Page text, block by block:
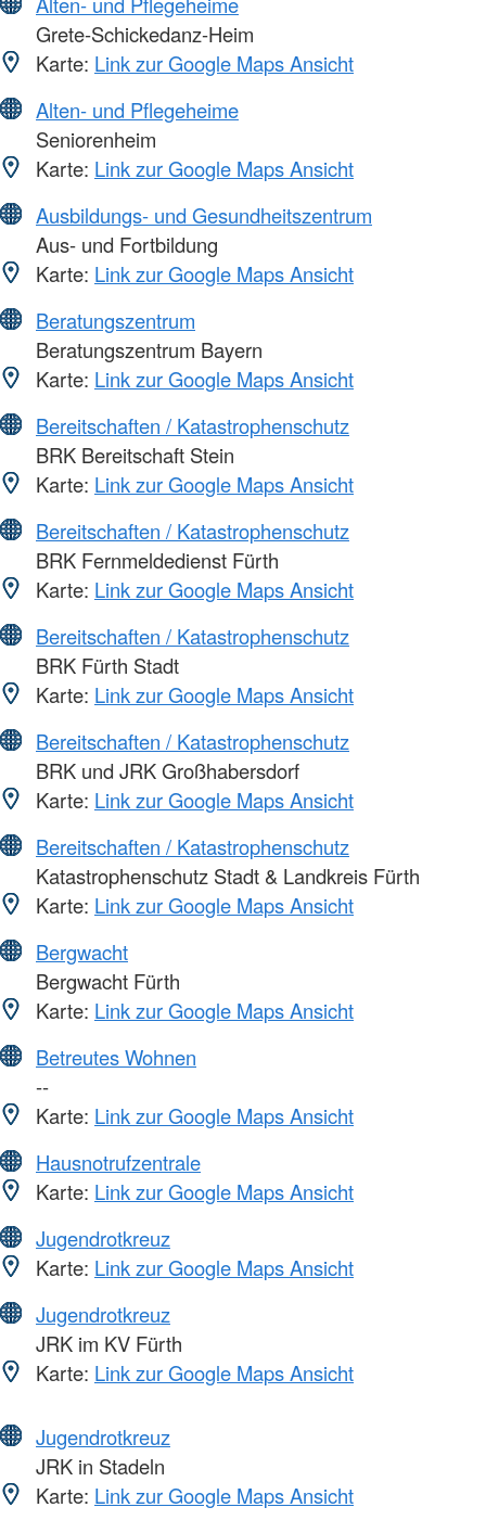
Grete-Schickedanz-Heim
Karte: Link zur Google Maps Ansicht
Alten- und Pflegeheime
Seniorenheim
Karte: Link zur Google Maps Ansicht
Ausbildungs- und Gesundheitszentrum
Aus- und Fortbildung
Karte: Link zur Google Maps Ansicht
Beratungszentrum
Beratungszentrum Bayern
Karte: Link zur Google Maps Ansicht
Bereitschaften / Katastrophenschutz
BRK Bereitschaft Stein
Karte: Link zur Google Maps Ansicht
Bereitschaften / Katastrophenschutz
BRK Fernmeldedienst Fürth
Karte: Link zur Google Maps Ansicht
Bereitschaften / Katastrophenschutz
BRK Fürth Stadt
Karte: Link zur Google Maps Ansicht
Bereitschaften / Katastrophenschutz
BRK und JRK Großhabersdorf
Karte: Link zur Google Maps Ansicht
Bereitschaften / Katastrophenschutz
Katastrophenschutz Stadt & Landkreis Fürth
Karte: Link zur Google Maps Ansicht
Bergwacht
Bergwacht Fürth
Karte: Link zur Google Maps Ansicht
Betreutes Wohnen
--
Karte: Link zur Google Maps Ansicht
Hausnotrufzentrale
Karte: Link zur Google Maps Ansicht
Jugendrotkreuz
Karte: Link zur Google Maps Ansicht
Jugendrotkreuz
JRK im KV Fürth
Karte: Link zur Google Maps Ansicht
Jugendrotkreuz
JRK in Stadeln
Karte: Link zur Google Maps Ansicht